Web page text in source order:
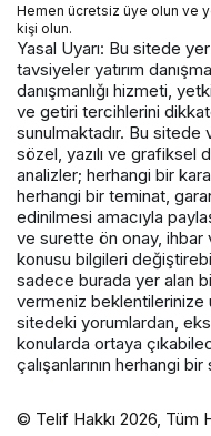
Hemen ücretsiz üye olun ve
kişi olun.
Yasal Uyarı: Bu sitede
tavsiyeler yatırım
danışmanlığı hizmeti,
ve getiri tercihlerini
sunulmaktadır. Bu
sözel, yazılı ve grafiksel
analizler; herhangi bir
herhangi bir teminat,
edinilmesi amacıyla
ve surette ön onay, ihbar
konusu bilgileri
sadece burada yer alan
vermeniz beklentilerinize
sitedeki yorumlardan,
konularda ortaya
çalışanlarının herhangi
© Telif Hakkı 2026, Tüm